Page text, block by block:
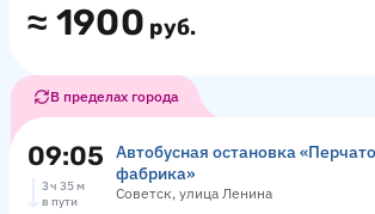
≈ 1900 руб.
В пределах города
09:05
Автобусная остановка
фабрика»
Советск, улица Ленина
3 ч 35 м
в пути